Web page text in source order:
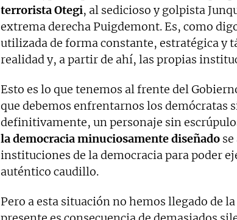
terrorista Otegi, al sedicioso y golpista
extrema derecha Puigdemont. Es, como
utilizada de forma constante, estratégica y
realidad y, a partir de ahí, las propias
Esto es lo que tenemos al frente del
que debemos enfrentarnos los demócratas
definitivamente, un personaje sin
la democracia minuciosamente diseñado
instituciones de la democracia para poder
auténtico caudillo.
Pero a esta situación no hemos llegado de